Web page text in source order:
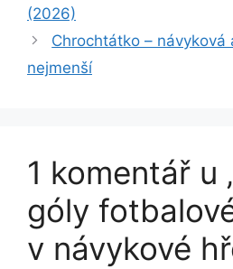
(2026)
Chrochtátko – návyková
nejmenší
1 komentář u
góly
v návykové